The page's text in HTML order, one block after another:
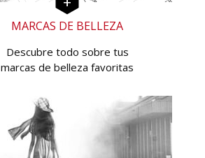
MARCAS DE BELLEZA
Descubre todo sobre tus
marcas de belleza favoritas